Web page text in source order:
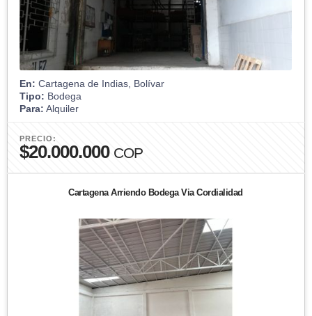
En: Cartagena de Indias, Bolívar
Tipo: Bodega
Para: Alquiler
PRECIO:
$20.000.000 COP
Cartagena Arriendo Bodega Via Cordialidad